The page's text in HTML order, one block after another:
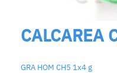
CALCAREA
GRA HOM CH5 1x4 g